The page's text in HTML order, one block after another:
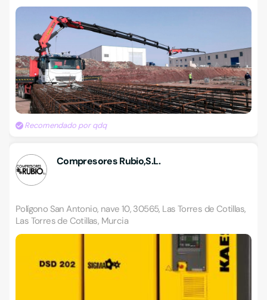
Recomendado por qdq
Compresores Rubio,S.L.
Polígono San Antonio, nave 10, 30565, Las Torres de Cotillas,
Las Torres de Cotillas, Murcia